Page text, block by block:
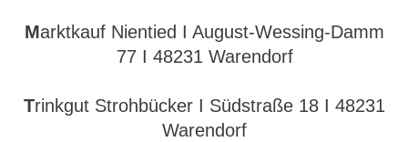
Marktkauf Nientied I August-Wessing-Damm
77 I 48231 Warendorf
Trinkgut Strohbücker I Südstraße 18 I 48231
Warendorf